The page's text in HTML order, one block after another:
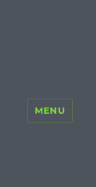
MENU